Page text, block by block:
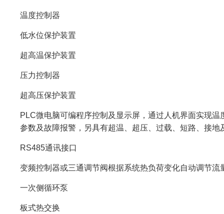
温度控制器
低水位保护装置
超高温保护装置
压力控制器
超高压保护装置
PLC微电脑可编程序控制及显示屏，通过人机界面实现
参数及故障报警，另具有超温、超压、过载、短路、接地
RS485通讯接口
变频控制器或三通调节阀根据系统热负荷变化自动调节流
一次侧循环泵
板式热交换